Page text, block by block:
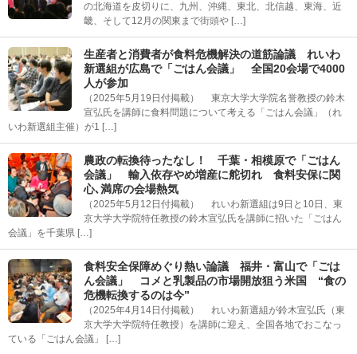
の北海道を皮切りに、九州、沖縄、東北、北信越、東海、近
畿、そして12月の関東まで街頭や […]
生産者と消費者が食料危機解決の道筋論議 れいわ
新選組が広島で「ごはん会議」 全国20会場で4000
人が参加
（2025年5月19日付掲載） 東京大学大学院名誉教授の鈴木
宣弘氏を講師に食料問題について考える「ごはん会議」（れ
いわ新選組主催）が1 […]
農政の転換待ったなし！ 千葉・相模原で「ごはん
会議」 輸入依存やめ増産に舵切れ 食料安保に関
心､満席の会場熱気
（2025年5月12日付掲載） れいわ新選組は9日と10日、東
京大学大学院特任教授の鈴木宣弘氏を講師に招いた「ごはん
会議」を千葉県 […]
食料安全保障めぐり熱い論議 福井・富山で「ごは
ん会議」 コメと乳製品の市場開放狙う米国 “食の
危機転換するのは今”
（2025年4月14日付掲載） れいわ新選組が鈴木宣弘氏（東
京大学大学院特任教授）を講師に迎え、全国各地でおこなっ
ている「ごはん会議」 […]